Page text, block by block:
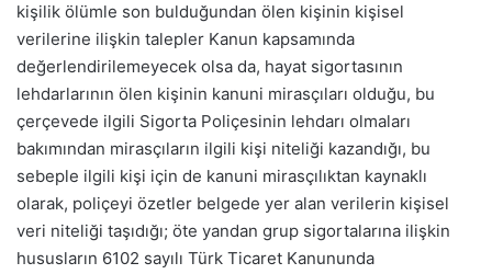
kişilik ölümle son bulduğundan ölen kişinin kişisel
verilerine ilişkin talepler Kanun kapsamında
değerlendirilemeyecek olsa da, hayat sigortasının
lehdarlarının ölen kişinin kanuni mirasçıları olduğu, bu
çerçevede ilgili Sigorta Poliçesinin lehdarı olmaları
bakımından mirasçıların ilgili kişi niteliği kazandığı, bu
sebeple ilgili kişi için de kanuni mirasçılıktan kaynaklı
olarak, poliçeyi özetler belgede yer alan verilerin kişisel
veri niteliği taşıdığı; öte yandan grup sigortalarına ilişkin
hususların 6102 sayılı Türk Ticaret Kanununda